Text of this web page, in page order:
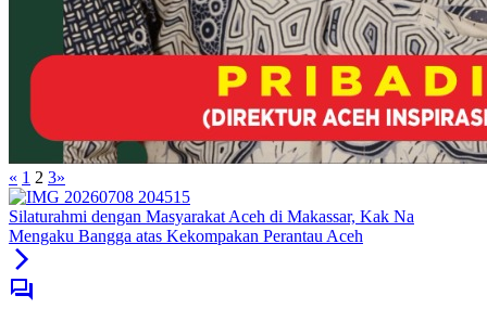
« 1 2 3»
Silaturahmi dengan Masyarakat Aceh di Makassar, Kak Na
Mengaku Bangga atas Kekompakan Perantau Aceh